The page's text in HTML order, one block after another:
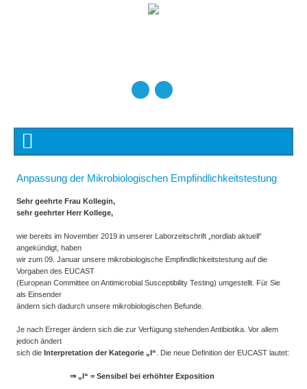
Anpassung der Mikrobiologischen Empfindlichkeitstestung
Sehr geehrte Frau Kollegin,
sehr geehrter Herr Kollege,
wie bereits im November 2019 in unserer Laborzeitschrift „nordlab aktuell“
angekündigt, haben
wir zum 09. Januar unsere mikrobiologische Empfindlichkeitstestung auf die
Vorgaben des EUCAST
(European Committee on Antimicrobial Susceptibility Testing) umgestellt. Für Sie
als Einsender
ändern sich dadurch unsere mikrobiologischen Befunde.
Je nach Erreger ändern sich die zur Verfügung stehenden Antibiotika. Vor allem
jedoch ändert
sich die Interpretation der Kategorie „I“ . Die neue Definition der EUCAST lautet:
⇒ „I“ = Sensibel bei erhöhter Exposition